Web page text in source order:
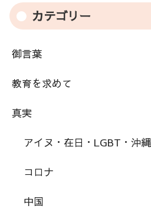
カテゴリー
御言葉
教育を求めて
真実
アイヌ・在日・LGBT・沖
コロナ
中国